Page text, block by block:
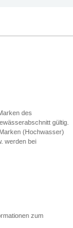
des
gültig.
(Hochwasser)
werden bei
zum